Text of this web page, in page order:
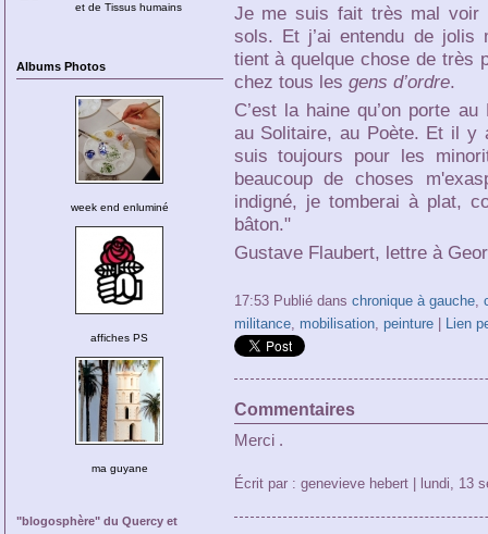
Albums Photos
week end enluminé
affiches PS
ma guyane
"blogosphère" du Quercy et
Je me suis fait très mal voir
sols. Et j’ai entendu de jolis
tient à quelque chose de très
chez tous les gens d’ordre.
C’est la haine qu’on porte
au Solitaire, au Poète. Et il y
suis toujours pour les
beaucoup de choses
indigné, je tomberai à plat,
bâton."
Gustave Flaubert, lettre à
17:53 Publié dans chronique à gauche,
militance, mobilisation, peinture| Lien
Commentaires
Merci .
Écrit par : genevieve hebert | lundi, 13